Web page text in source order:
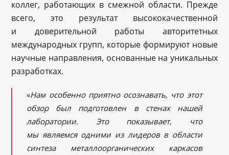
коллег, работающих в смежной области. Прежде
всего, это результат высококачественной
и доверительной работы авторитетных
международных групп, которые формируют новые
научные направления, основанные на уникальных
разработках.
«Нам особенно приятно осознавать, что этот
обзор был подготовлен в стенах нашей
лаборатории. Это показывает, что
мы являемся одними из лидеров в области
синтеза металлоорганических каркасов